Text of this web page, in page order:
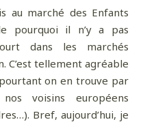
au marché des Enfants
pourquoi il n’y a pas
dans les marchés
C’est tellement agréable
on en trouve par
voisins européens
Bref, aujourd’hui, je